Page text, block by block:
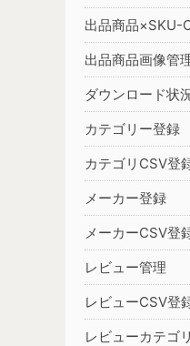
出品商品×SKU-
出品商品画像管
ダウンロード状
カテゴリー登録
カテゴリCSV登
メーカー登録
メーカーCSV登
レビュー管理
レビューCSV登
レビューカテゴ